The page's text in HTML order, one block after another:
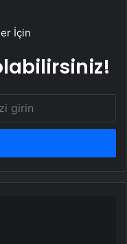
İçin